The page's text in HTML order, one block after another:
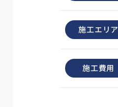
施工エリア
施工費用